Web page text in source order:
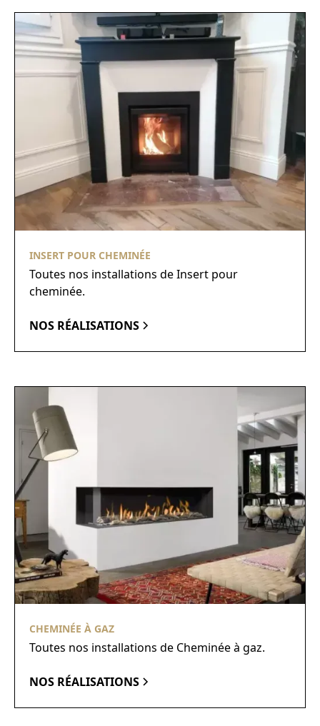
INSERT POUR CHEMINÉE
Toutes nos installations de Insert pour
cheminée.
NOS RÉALISATIONS
CHEMINÉE À GAZ
Toutes nos installations de Cheminée à gaz.
NOS RÉALISATIONS